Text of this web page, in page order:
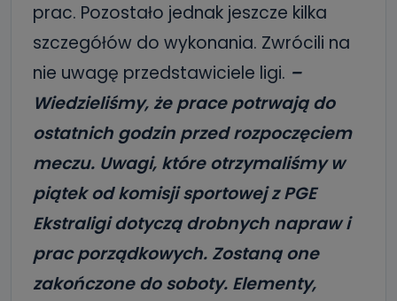
prac. Pozostało jednak jeszcze kilka
szczegółów do wykonania. Zwrócili na
nie uwagę przedstawiciele ligi. –
Wiedzieliśmy, że prace potrwają do
ostatnich godzin przed rozpoczęciem
meczu. Uwagi, które otrzymaliśmy w
piątek od komisji sportowej z PGE
Ekstraligi dotyczą drobnych napraw i
prac porządkowych. Zostaną one
zakończone do soboty. Elementy,